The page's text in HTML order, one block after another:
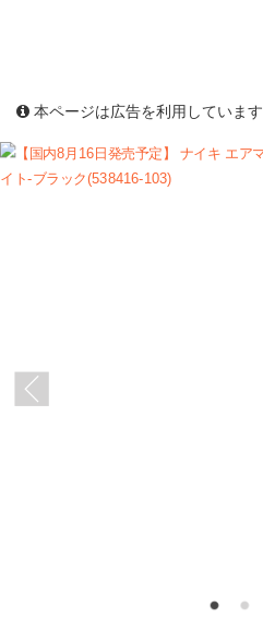
本ページは広告を利用しています